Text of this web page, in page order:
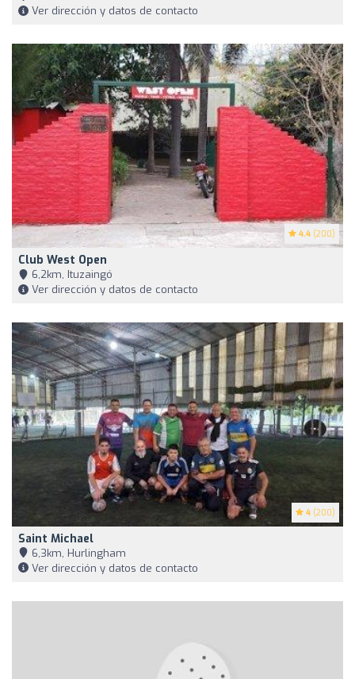
Ver dirección y datos de contacto
4.4 (200)
Club West Open
6,2km, Ituzaingó
Ver dirección y datos de contacto
4 (200)
Saint Michael
6,3km, Hurlingham
Ver dirección y datos de contacto